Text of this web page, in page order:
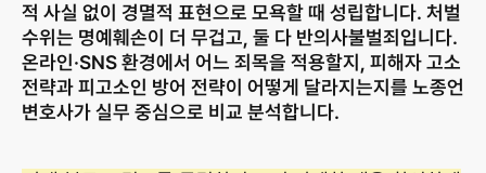
적 사실 없이 경멸적 표현으로 모욕할 때 성립합니다. 처벌
수위는 명예훼손이 더 무겁고, 둘 다 반의사불벌죄입니다.
온라인·SNS 환경에서 어느 죄목을 적용할지, 피해자 고소
전략과 피고소인 방어 전략이 어떻게 달라지는지를 노종언
변호사가 실무 중심으로 비교 분석합니다.